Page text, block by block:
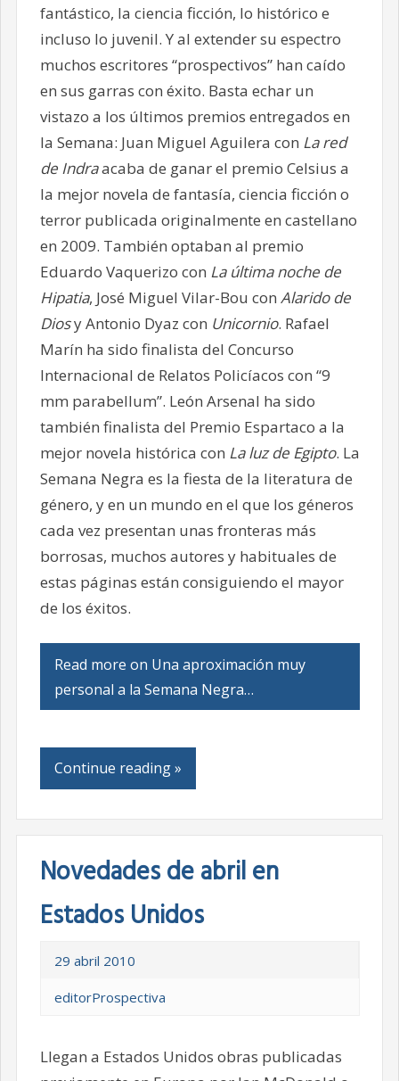
fantástico, la ciencia ficción, lo histórico e
incluso lo juvenil. Y al extender su espectro
muchos escritores “prospectivos” han caído
en sus garras con éxito. Basta echar un
vistazo a los últimos premios entregados en
la Semana: Juan Miguel Aguilera con La red
de Indraacaba de ganar el premio Celsius a
la mejor novela de fantasía, ciencia ficción o
terror publicada originalmente en castellano
en 2009. También optaban al premio
Eduardo Vaquerizo con La última noche de
Hipatia, José Miguel Vilar-Bou con Alarido de
Diosy Antonio Dyaz con Unicornio. Rafael
Marín ha sido finalista del Concurso
Internacional de Relatos Policíacos con “9
mm parabellum”. León Arsenal ha sido
también finalista del Premio Espartaco a la
mejor novela histórica con La luz de Egipto. La
Semana Negra es la fiesta de la literatura de
género, y en un mundo en el que los géneros
cada vez presentan unas fronteras más
borrosas, muchos autores y habituales de
estas páginas están consiguiendo el mayor
de los éxitos.
Read more on Una aproximación muy
personal a la Semana Negra…
Continue reading »
Novedades de abril en
Estados Unidos
29 abril 2010
editorProspectiva
Llegan a Estados Unidos obras publicadas